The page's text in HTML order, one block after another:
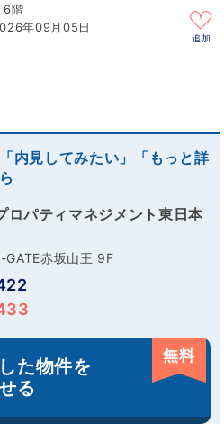
6階
年09月05日
追加
内見してみたい」「もっと詳
ロパティマネジメント東日本
赤坂山王 9F
た物件を
る
無料